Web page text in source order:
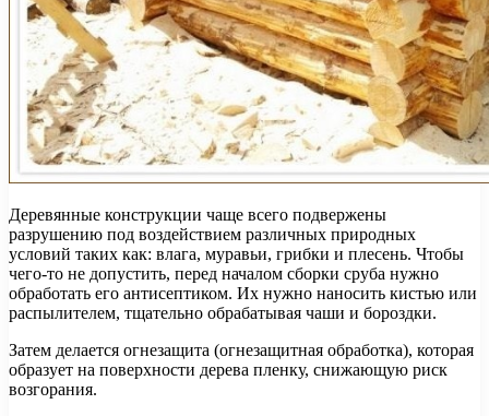
Деревянные конструкции чаще всего подвержены
разрушению под воздействием различных природных
условий таких как: влага, муравьи, грибки и плесень. Чтобы
чего-то не допустить, перед началом сборки сруба нужно
обработать его антисептиком. Их нужно наносить кистью или
распылителем, тщательно обрабатывая чаши и бороздки.
Затем делается огнезащита (огнезащитная обработка), которая
образует на поверхности дерева пленку, снижающую риск
возгорания.